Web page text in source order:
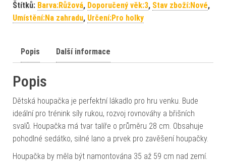
Štítků: Barva:Růžová, Doporučený věk:3, Stav zboží:Nové,
Umístění:Na zahradu, Určení:Pro holky
Popis Další informace
Popis
Dětská houpačka je perfektní lákadlo pro hru venku. Bude
ideální pro trénink síly rukou, rozvoj rovnováhy a břišních
svalů. Houpačka má tvar talíře o průměru 28 cm. Obsahuje
pohodlné sedátko, silné lano a prvek pro zavěšení houpačky.
Houpačka by měla být namontována 35 až 59 cm nad zemí.